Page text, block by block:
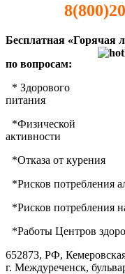
Бесплатная «Горячая
по вопросам:
* Здорового
питания
*Физической
активности
*Отказа от курения
*Рисков потребления
*Рисков потребления
*Работы Центров
652873, РФ,
г. Междуреченск,